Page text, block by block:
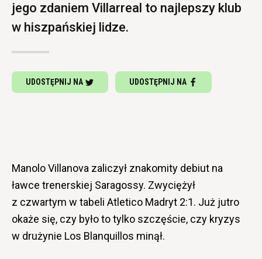
jego zdaniem Villarreal to najlepszy klub
w hiszpańskiej lidze.
UDOSTĘPNIJ NA UDOSTĘPNIJ NA
Manolo Villanova zaliczył znakomity debiut na
ławce trenerskiej Saragossy. Zwyciężył
z czwartym w tabeli Atletico Madryt 2:1. Już jutro
okaże się, czy było to tylko szczęście, czy kryzys
w drużynie Los Blanquillos minął.